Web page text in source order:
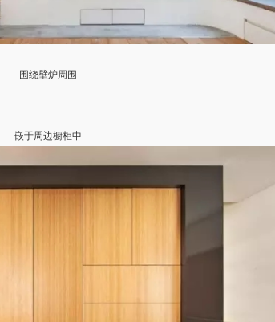
围绕壁炉周围
嵌于周边橱柜中